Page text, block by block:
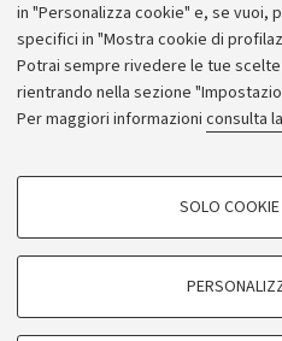
in "Personalizza cookie" e, se vuoi,
specifici in "Mostra cookie di
Potrai sempre rivedere le tue
rientrando nella sezione
Per maggiori informazioni consulta
COOKIE DI PROFILAZIONE -
SOLO COOKIE
© Copyright 2026 - ALMA
Bologna - Via Zamboni, 33 -